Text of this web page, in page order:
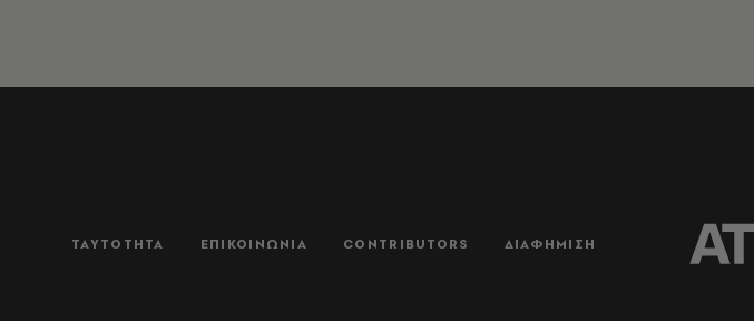
ΤΑΥΤΟΤΗΤΑ ΕΠΙΚΟΙΝΩΝΙΑ CONTRIBUTORS ΔΙΑΦΗΜΙΣΗ